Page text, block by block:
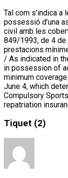
Tal com s’indica
possessió d’una
civil amb les
849/1993, de 4 de
prestacions
/ As indicated in
in possession of
minimum
June 4, which
Compulsory
repatriation
Tiquet (2)